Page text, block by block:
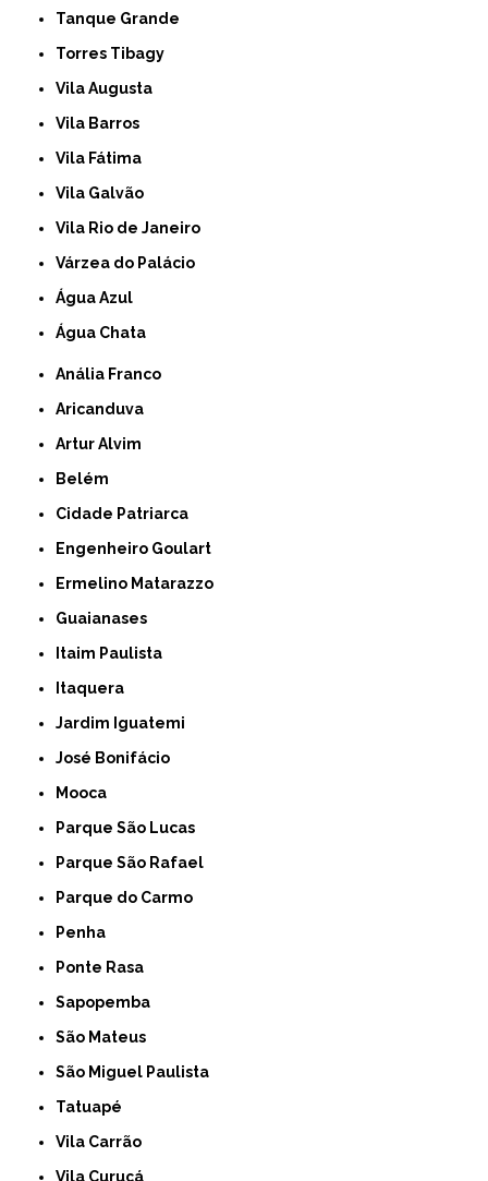
Tanque Grande
Torres Tibagy
Vila Augusta
Vila Barros
Vila Fátima
Vila Galvão
Vila Rio de Janeiro
Várzea do Palácio
Água Azul
Água Chata
Anália Franco
Aricanduva
Artur Alvim
Belém
Cidade Patriarca
Engenheiro Goulart
Ermelino Matarazzo
Guaianases
Itaim Paulista
Itaquera
Jardim Iguatemi
José Bonifácio
Mooca
Parque São Lucas
Parque São Rafael
Parque do Carmo
Penha
Ponte Rasa
Sapopemba
São Mateus
São Miguel Paulista
Tatuapé
Vila Carrão
Vila Curuçá